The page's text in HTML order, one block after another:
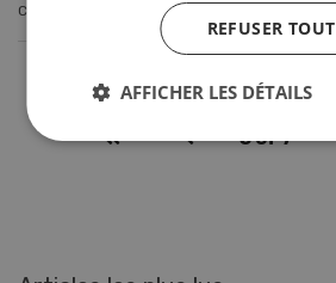
CONTINUER À LIRE
5of 7
REFUSER TOUT
AFFICHER LES DÉTAILS